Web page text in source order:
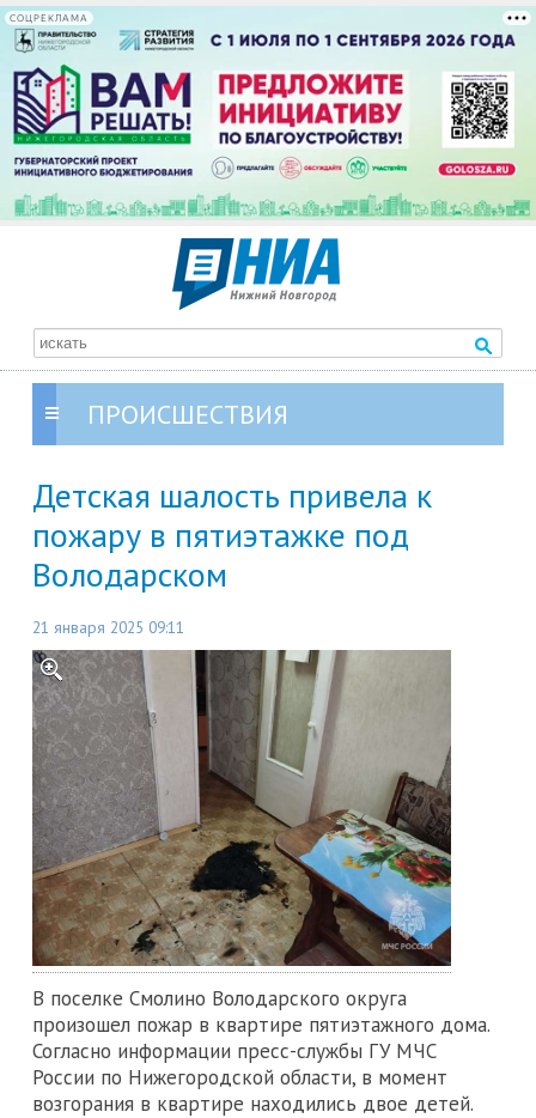
СОЦРЕКЛАМА
ПРОИСШЕСТВИЯ
Детская шалость привела к
пожару в пятиэтажке под
Володарском
21 января 2025 09:11
В поселке Смолино Володарского округа
произошел пожар в квартире пятиэтажного дома.
Согласно информации пресс-службы ГУ МЧС
России по Нижегородской области, в момент
возгорания в квартире находились двое детей.